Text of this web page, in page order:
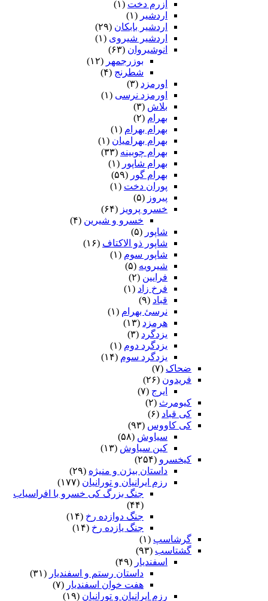
آزرم دخت (۱)
اردشیر (۱)
اردشیر بابکان (۲۹)
اردشیر شیروی (۱)
انوشیروان (۶۳)
بوزرجمهر (۱۲)
شطرنج (۴)
اورمزد (۳)
اورمزد نرسى‏ (۱)
بلاش (۳)
بهرام (۲)
بهرام بهرام (۱)
بهرام بهرامیان‏ (۱)
بهرام چوبینه (۳۳)
بهرام شاپور (۱)
بهرام گور (۵۹)
پوران دخت (۱)
پیروز (۵)
خسرو پرویز (۶۴)
خسرو و شیرین (۴)
شاپور (۵)
شاپور ذو الاکتاف (۱۶)
شاپور سوم‏ (۱)
شیرویه (۵)
فرایین (۲)
فرخ زاد (۱)
قباد (۹)
نرسئ بهرام‏ (۱)
هرمزد (۱۳)
یزدگرد (۳)
یزدگرد دوم (۱)
یزدگرد سوم (۱۴)
ضحاک (۷)
فریدون (۲۶)
ایرج (۷)
کیومرث (۲)
کی قباد (۶)
کی کاووس (۹۳)
سیاوش (۵۸)
کین سیاوش (۱۳)
کیخسرو (۲۵۴)
داستان بیژن و منیژه (۲۹)
رزم ایرانیان و تورانیان (۱۷۷)
جنگ بزرگ کی خسرو با افراسیاب
(۴۴)
جنگ دوازده رخ (۱۴)
جنگ یازده رخ (۱۴)
گرشاسپ (۱)
گشتاسب (۹۳)
اسفندیار (۴۹)
داستان رستم و اسفندیار (۳۱)
هفت خوان اسفندیار (۷)
رزم ایرانیان و تورانیان (۱۹)